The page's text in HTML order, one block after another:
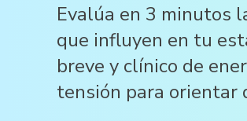
Evalúa en 3 minutos
que influyen en tu
breve y clínico de
tensión para orientar